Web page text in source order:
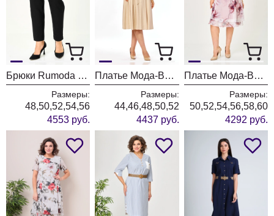
Брюки Rumoda 2289 черные
Размеры:
48,50,52,54,56
4553 руб.
Платье Мода-Версаль 2662 сливочный
Размеры:
44,46,48,50,52
4437 руб.
Платье Мода-Версаль 2383/пудра
Размеры:
50,52,54,56,58,60
4292 руб.